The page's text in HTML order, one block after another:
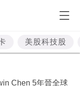
美股科技股
Chen 5年晉全球